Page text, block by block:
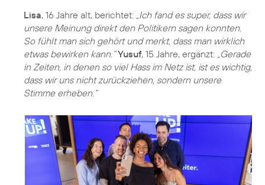
Lisa, 16 Jahre alt, berichtet: „Ich fand es super, dass wir
unsere Meinung direkt den Politikern sagen konnten.
So fühlt man sich gehört und merkt, dass man wirklich
etwas bewirken kann.“ Yusuf, 15 Jahre, ergänzt: „Gerade
in Zeiten, in denen so viel Hass im Netz ist, ist es wichtig,
dass wir uns nicht zurückziehen, sondern unsere
Stimme erheben.“